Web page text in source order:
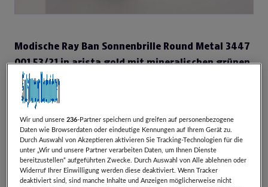
Modische Ray Ban Sonnenbrille Round Metal 3447
001 53/21 in arista gold mit mineralischen grünen
G15 Gläsern.
Zeige dich mit unserer Sonnenbrille Round Metal
in einem ikonischen und zeitlosen Stil, der vom
rebellischen Geist der 80er-Jahre inspiriert ist.
Dieses bei Trendsettern beliebte Unisex-Modell
verfügt über ein goldenes Metallgestell und
Wir und unsere236-Partner speichern und greifen auf personenbezogene
Daten wie Browserdaten oder eindeutige Kennungen auf Ihrem Gerät zu.
Durch Auswahl von Akzeptieren aktivieren Sie Tracking-Technologien für die
unter „Wir und unsere Partner verarbeiten Daten, um Ihnen Dienste
bereitzustellen“ aufgeführten Zwecke. Durch Auswahl von Alle ablehnen oder
Widerruf Ihrer Einwilligung werden diese deaktiviert. Wenn Tracker
deaktiviert sind, sind manche Inhalte und Anzeigen möglicherweise nicht